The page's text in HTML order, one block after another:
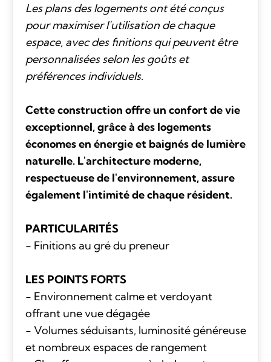
Les plans des logements ont été conçus
pour maximiser l'utilisation de chaque
espace, avec des finitions qui peuvent être
personnalisées selon les goûts et
préférences individuels.
Cette construction offre un confort de vie
exceptionnel, grâce à des logements
économes en énergie et baignés de lumière
naturelle. L'architecture moderne,
respectueuse de l'environnement, assure
également l'intimité de chaque résident.
PARTICULARITÉS
- Finitions au gré du preneur
LES POINTS FORTS
- Environnement calme et verdoyant
offrant une vue dégagée
- Volumes séduisants, luminosité généreuse
et nombreux espaces de rangement